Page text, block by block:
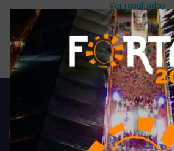
Ver resultados
Arquivo de enquete